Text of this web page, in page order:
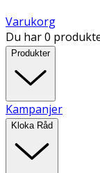
Varukorg
Du har 0
Produkter
Kampanjer
Kloka Råd